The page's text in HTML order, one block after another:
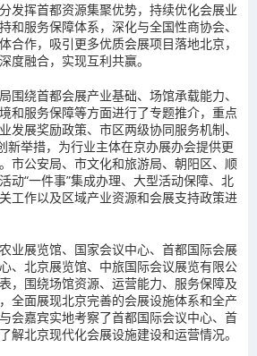
发挥首都资源集聚优势，持续优化会展业
和服务保障体系，深化与全国性商协会、
合作，吸引更多优质会展项目落地北京，
度融合，实现互利共赢。
围绕首都会展产业基础、场馆承载能力、
和服务保障等方面进行了专题推介，重点
发展奖励政策、市区两级协同服务机制、
新举措，为行业主体在京办展办会提供更
市公安局、市文化和旅游局、朝阳区、顺
动“一件事”集成办理、大型活动保障、北
工作以及区域产业资源和会展支持政策进
业展览馆、国家会议中心、首都国际会展
、北京展览馆、中旅国际会议展览有限公
，围绕场馆资源、运营能力、服务保障及
全面展现北京完善的会展设施体系和全产
会嘉宾实地考察了首都国际会议中心、首
解北京现代化会展设施建设和运营情况。